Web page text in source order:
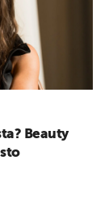
Beauty